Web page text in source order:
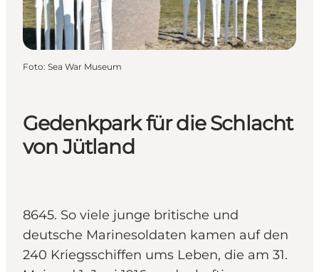
Gedenkpark für die Schlacht
von Jütland
8645. So viele junge britische und
deutsche Marinesoldaten kamen auf den
240 Kriegsschiffen ums Leben, die am 31.
Foto: Sea War Museum